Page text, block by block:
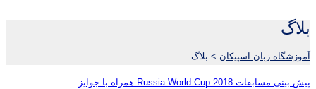
بلاگ
آموزشگاه زبان اسپیکان > بلاگ
پیش بینی مسابقات Russia World Cup 2018 همراه با جوایز